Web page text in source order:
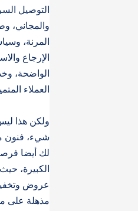
التوصيل
والمجاني،
المرنة،
الإرجاع
الواضحة،
العملاء
ولكن هذا
شيء، فنون
لك أيضا
الكبيرة،
عروض
مذهلة على